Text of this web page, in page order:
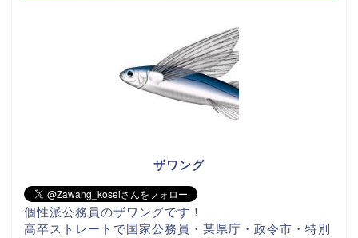
ザワング
個性派公務員のザワングです！
高卒ストレートで国家公務員・某県庁・政令市・特別